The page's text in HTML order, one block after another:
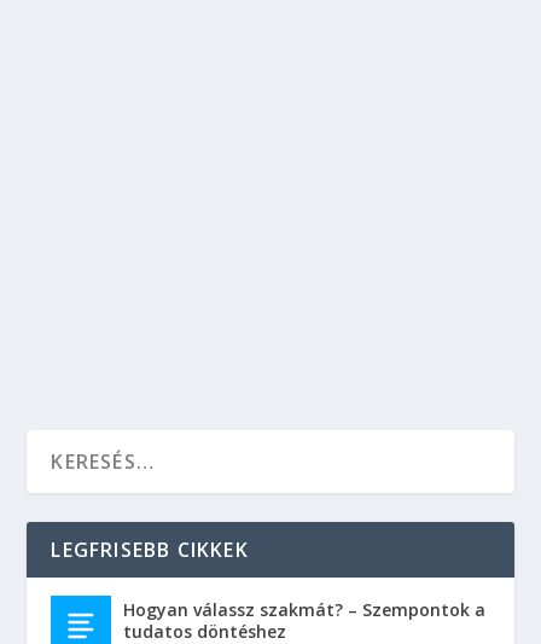
LEGFRISEBB CIKKEK
Hogyan válassz szakmát? – Szempontok a
tudatos döntéshez